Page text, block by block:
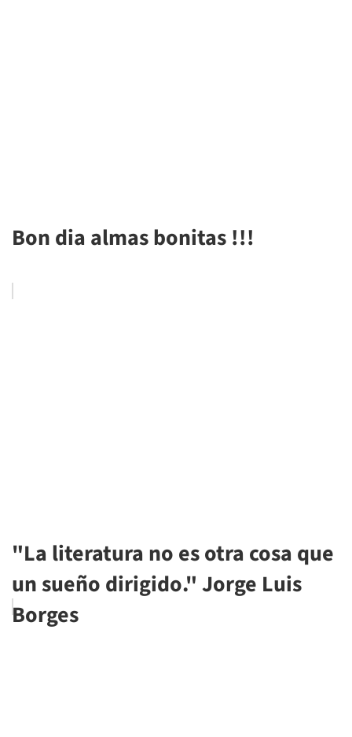
Bon dia almas bonitas !!!
"La literatura no es otra cosa que
un sueño dirigido." Jorge Luis
Borges